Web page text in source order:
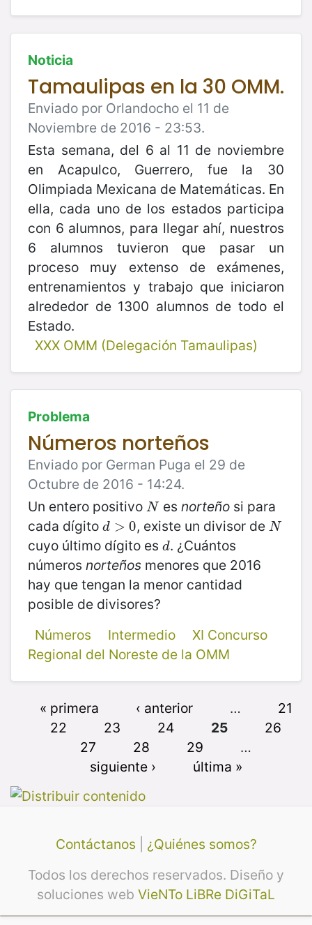
Noticia
Tamaulipas en la 30 OMM.
Enviado por Orlandocho el 11 de
Noviembre de 2016 - 23:53.
Esta semana, del 6 al 11 de noviembre
en Acapulco, Guerrero, fue la 30
Olimpiada Mexicana de Matemáticas. En
ella, cada uno de los estados participa
con 6 alumnos, para llegar ahí, nuestros
6 alumnos tuvieron que pasar un
proceso muy extenso de exámenes,
entrenamientos y trabajo que iniciaron
alrededor de 1300 alumnos de todo el
Estado.
XXX OMM (Delegación Tamaulipas)
Problema
Números norteños
Enviado por German Puga el 29 de
Octubre de 2016 - 14:24.
Un entero positivo N
Nes norteño si para
cada dígito d > 0
d >0 , existe un divisor de N
N
cuyo último dígito es d
d. ¿Cuántos
números norteños menores que 2016
hay que tengan la menor cantidad
posible de divisores?
Números
Intermedio
XI Concurso
Regional del Noreste de la OMM
« primera ‹ anterior …
21
22
23 24 25
26
27
28 29
…
siguiente ›
última »
Contáctanos
¿Quiénes somos?
Todos los derechos reservados. Diseño y
soluciones web VieNTo LiBRe DiGiTaL